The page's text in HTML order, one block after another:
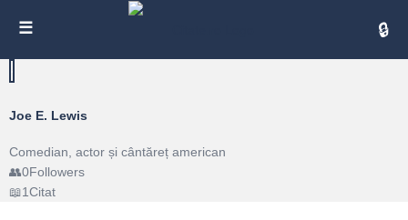
Joe E. Lewis
Comedian, actor și cântăreț american
0Followers
1Citat